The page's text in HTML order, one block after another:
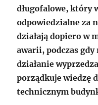
długofalowe, który
odpowiedzialne za
działają dopiero w
awarii, podczas gdy
działanie
porządkuje wiedzę
technicznym